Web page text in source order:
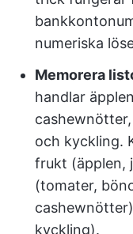
numeriska
Memorera
handlar
och kyckling.
frukt (äpplen,
(tomater,
kyckling).